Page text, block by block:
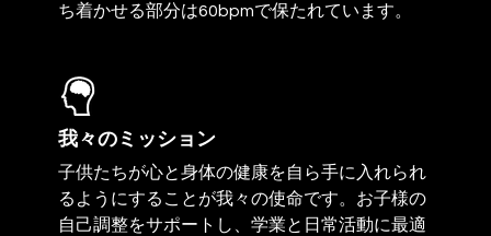
ち着かせる部分は60bpmで保たれています。
我々のミッション
子供たちが心と身体の健康を自ら手に入れられ
るようにすることが我々の使命です。お子様の
自己調整をサポートし、学業と日常活動に最適